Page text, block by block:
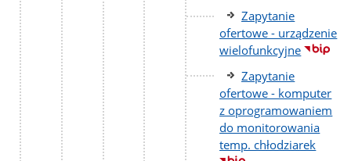
Zapytanie
ofertowe - urządzenie
wielofunkcyjne
Zapytanie
ofertowe - komputer
z oprogramowaniem
do monitorowania
temp. chłodziarek